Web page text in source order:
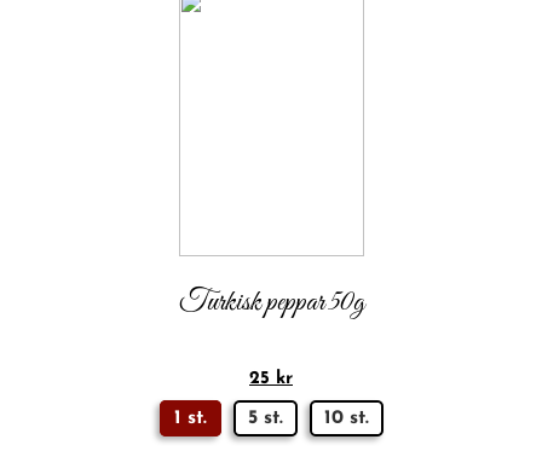
Turkisk peppar 50g
25 kr
1 st. 5 st. 10 st.